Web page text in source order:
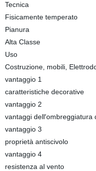
Tecnica
Fisicamente temperato
Pianura
Alta Classe
Uso
Costruzione, mobili,
vantaggio 1
caratteristiche decorative
vantaggio 2
vantaggi dell′ombreggiatura
vantaggio 3
proprietà antiscivolo
vantaggio 4
resistenza al vento